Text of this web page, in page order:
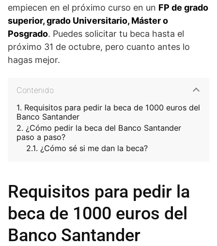
empiecen en el próximo curso en un FP de grado
superior, grado Universitario, Máster o
Posgrado. Puedes solicitar tu beca hasta el
próximo 31 de octubre, pero cuanto antes lo
hagas mejor.
Contenido
Requisitos para pedir la beca de 1000 euros del
Banco Santander
¿Cómo pedir la beca del Banco Santander
paso a paso?
¿Cómo sé si me dan la beca?
Requisitos para pedir la
beca de 1000 euros del
Banco Santander